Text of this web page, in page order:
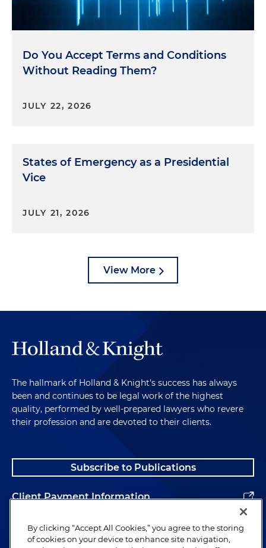
Do You Accept Terms and Conditions
Without Reading Them?
JULY 22, 2026
States of Emergency as a Presidential
Vice
JULY 21, 2026
View More
The hallmark of Holland & Knight's success has always
been and continues to be legal work of the highest
quality, performed by well-prepared lawyers who revere
their profession and are devoted to their clients.
Subscribe to Publications
Client Payment Information
Alumni
By clicking “Accept All Cookies,” you agree to the storing
of cookies on your device to enhance site navigation,